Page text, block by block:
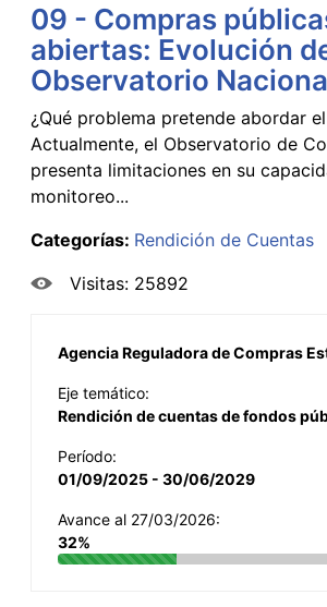
09 - Compras
abiertas: Evolución
Observatorio
¿Qué problema pretende abordar
Actualmente, el Observatorio de
presenta limitaciones en su
monitoreo...
Categorías: Rendición de Cuentas
Visitas: 25892
Agencia Reguladora de Compras
Eje temático:
Rendición de cuentas de fondos
Período:
01/09/2025 - 30/06/2029
Avance al 27/03/2026:
32%